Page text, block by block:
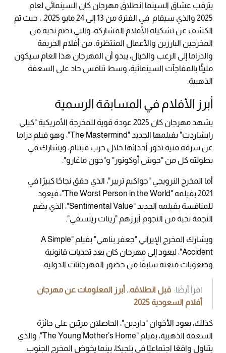
يترقب عشاق السينما انطلاق مهرجان كان السينمائي لعام
2025 والذي سيقام في الفترة من 13 إلى 24 مايو 2025. ، حيث تم
الكشف عن تشكيلة الأفلام المشاركة، والتي تضم نخبة من
المخرجين البارزين والأعمال المنتظرة. من أفلام الجريمة
والدراما إلى الرعب والخيال، يبدو أن المهرجان هذا العام سيكون
مليئًا بالمفاجآت السينمائية، وسط تنافس حاد على السعفة
الذهبية.
أبرز الأفلام في المسابقة الرسمية
يشهد مهرجان كان 2025 عودة قوية للمخرجة الأمريكية "كيلي
رايشاردت" بفيلمها الجديد "The Mastermind"، وهو فيلم دراما
عن سرقة فنية تدور أحداثها خلال حرب فيتنام، ويشارك في
بطولته كل من "جوش أوكونور" و"جون ماغارو".
أما المخرج النرويجي "جواكيم تريير"، الذي حقق نجاحًا كبيرًا في
2021 بفيلمه "The Worst Person in the World"، فيعود
للمنافسة بفيلمه الجديد "Sentimental Value"، الذي يضم
النجمة نخبة من النجوم أبرزهم "رينات رينسفي".
ويشارك المخرج الإيراني "جعفر بناهي" بفيلم "A Simple
Accident"، ليعود إلى مهرجان كان بعد تحديات قانونية
وصعوبات منعته سابقًا من حضور المهرجانات الدولية.
اقرأ أيضًا: قبل انطلاقه.. أبرز المعلومات عن مهرجان
أفلام السعودية 2025
كذلك، يعود الأخوان "داردين"، الحاصلان مرتين على جائزة
السعفة الذهبية، بفيلم "The Young Mother’s Home"، والذي
يتناول واقعًا اجتماعيًا في بلجيكا، بينما يخوض المخرج الجنوب